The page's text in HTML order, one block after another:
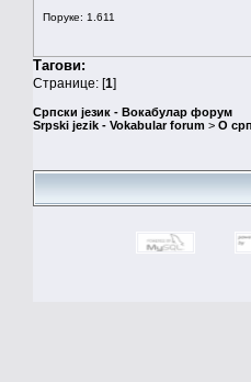
Поруке: 1.611
Тагови:
Странице: [1]
Српски језик - Вокабулар форум
Srpski jezik - Vokabular forum > О